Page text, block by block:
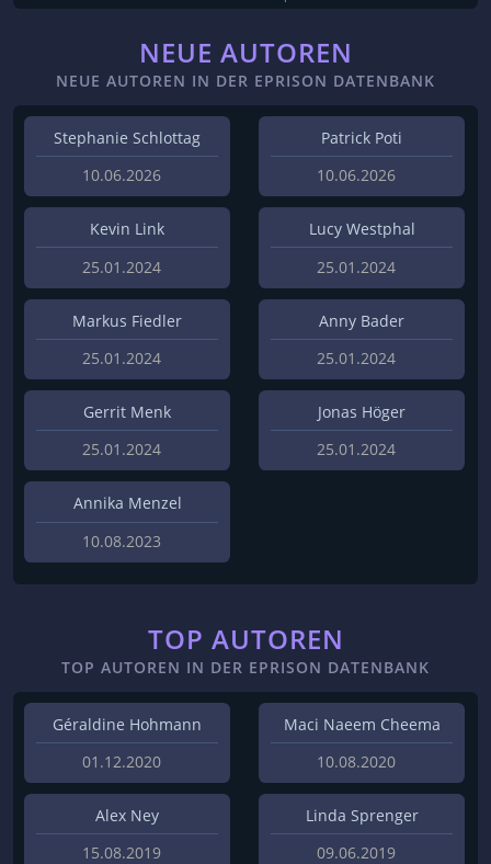
NEUE AUTOREN
NEUE AUTOREN IN DER EPRISON DATENBANK
Stephanie Schlottag
10.06.2026
Patrick Poti
10.06.2026
Kevin Link
25.01.2024
Lucy Westphal
25.01.2024
Markus Fiedler
25.01.2024
Anny Bader
25.01.2024
Gerrit Menk
25.01.2024
Jonas Höger
25.01.2024
Annika Menzel
10.08.2023
TOP AUTOREN
TOP AUTOREN IN DER EPRISON DATENBANK
Géraldine Hohmann
01.12.2020
Maci Naeem Cheema
10.08.2020
Alex Ney
15.08.2019
Linda Sprenger
09.06.2019